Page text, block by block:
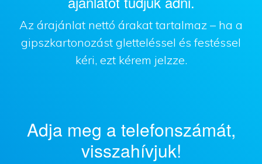
Az árajánlat nettó árakat tartalmaz – ha a
gipszkartonozást gletteléssel és festéssel
kéri, ezt kérem jelzze.
Adja meg a telefonszámát,
visszahívjuk!